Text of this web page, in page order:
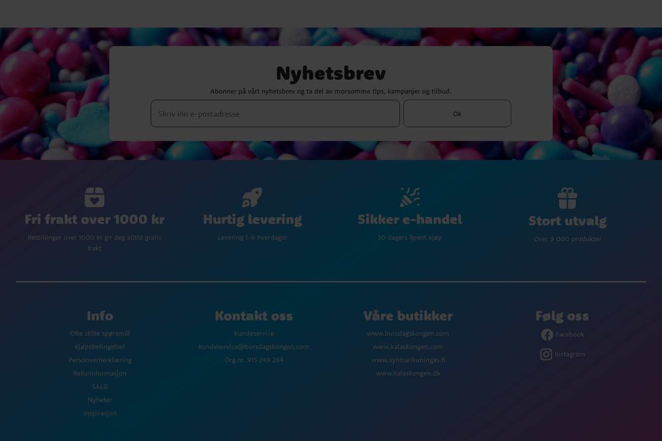
Nyhetsbrev
Abonner på vårt nyhetsbrev og ta del av morsomme tips, kampanjer og tilbud.
Ok
Fri frakt over 1000 kr
Bestillinger over 1000 kr gir deg alltid gratis
frakt
Hurtig levering
Levering 1-6 hverdager
Sikker e-handel
30 dagers åpent kjøp
Stort utvalg
Over 9 000 produkter
Info
Ofte stilte spørsmål
Kjøpsbetingelser
Personvernerklæring
Returinformasjon
SALG
Nyheter
Inspirasjon
Kontakt oss
Kundeservice
kundeservice@bursdagskongen.com
Org.nr. 915 249 264
Våre butikker
www.bursdagskongen.com
www.kalaskungen.com
www.synttarikuningas.fi
www.kalaskongen.dk
Følg oss
Facebook
Instagram